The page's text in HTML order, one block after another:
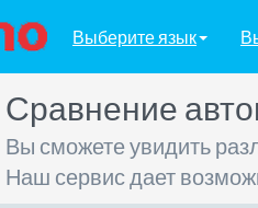
Выберите язык
Сравнение
Вы сможете увидить
Наш сервис дает